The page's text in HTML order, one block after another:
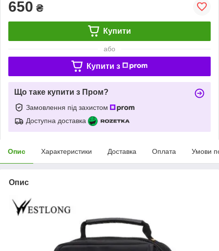
650 ₴
Купити
або
Купити з
Що таке купити з Пром?
Замовлення під захистом
Доступна доставка
Опис Характеристики Доставка Оплата Умови
Опис